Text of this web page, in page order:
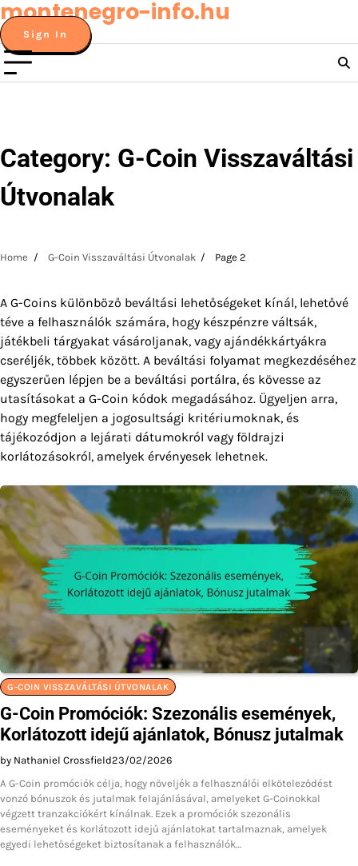
Skip
to
content
montenegro-info.hu
Sign In
Category: G-Coin Visszaváltási
Útvonalak
Home G-Coin Visszaváltási Útvonalak Page 2
A G-Coins különböző beváltási lehetőségeket kínál, lehetővé
téve a felhasználók számára, hogy készpénzre váltsák,
játékbeli tárgyakat vásároljanak, vagy ajándékkártyákra
cseréljék, többek között. A beváltási folyamat megkezdéséhez
egyszerűen lépjen be a beváltási portálra, és kövesse az
utasításokat a G-Coin kódok megadásához. Ügyeljen arra,
hogy megfeleljen a jogosultsági kritériumoknak, és
tájékozódjon a lejárati dátumokról vagy földrajzi
korlátozásokról, amelyek érvényesek lehetnek.
G-COIN VISSZAVÁLTÁSI ÚTVONALAK
G-Coin Promóciók: Szezonális események,
Korlátozott idejű ajánlatok, Bónusz jutalmak
by Nathaniel Crossfield23/02/2026
A G-Coin promóciók célja, hogy növeljék a felhasználói elköteleződést
vonzó bónuszok és jutalmak felajánlásával, amelyeket G-Coinokkal
végzett tranzakciókért kínálnak. Ezek a promóciók szezonális
eseményeket és korlátozott idejű ajánlatokat tartalmaznak, amelyek
egyedi lehetőségeket biztosítanak a felhasználók…